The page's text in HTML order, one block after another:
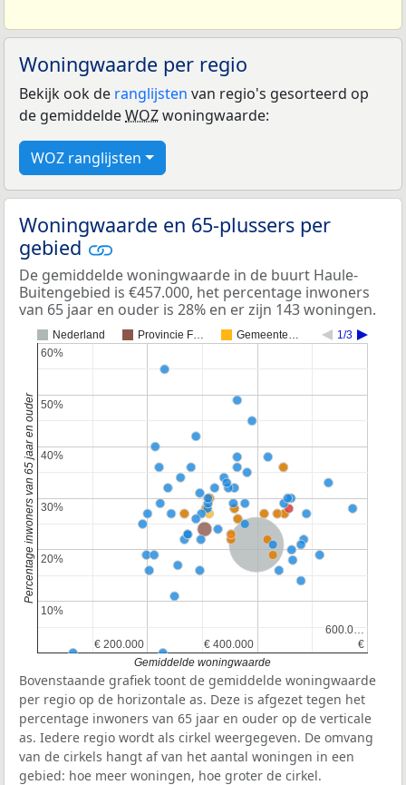
Woningwaarde per regio
Bekijk ook de ranglijsten van regio's gesorteerd op
de gemiddeldeWOZwoningwaarde:
WOZ ranglijsten
Woningwaarde en 65-plussers per
gebied
De gemiddelde woningwaarde in de buurt Haule-
Buitengebied is €457.000, het percentage inwoners
van 65 jaar en ouder is 28% en er zijn 143 woningen.
Nederland Provincie F… Gemeente… 1/3
Nederland
€ 200.000
€ 200.000 € 400.000
€ 400.000 €
€
600.0…
600.0…
10%
10%
20%
20%
30%
30%
40%
40%
50%
50%
60%
60%
Gemiddelde woningwaarde
Percentage inwoners van 65 jaar en ouder
Bovenstaande grafiek toont de gemiddelde woningwaarde
per regio op de horizontale as. Deze is afgezet tegen het
percentage inwoners van 65 jaar en ouder op de verticale
as. Iedere regio wordt als cirkel weergegeven. De omvang
van de cirkels hangt af van het aantal woningen in een
gebied: hoe meer woningen, hoe groter de cirkel.